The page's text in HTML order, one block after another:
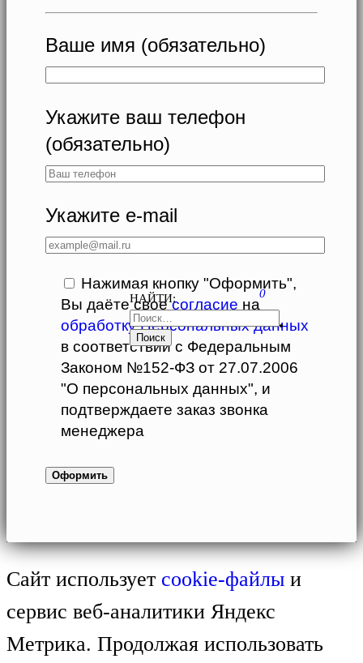
НАЙТИ: 0
Ваше имя (обязательно)
Укажите ваш телефон
(обязательно)
Укажите e-mail
Нажимая кнопку "Оформить",
Вы даёте своесогласие на
обработку Персональных данных
в соответствии с Федеральным
Законом №152-ФЗ от 27.07.2006
"О персональных данных", и
подтверждаете заказ звонка
менеджера
Сайт использует cookie-файлы и
сервис веб-аналитики Яндекс
Метрика. Продолжая использовать